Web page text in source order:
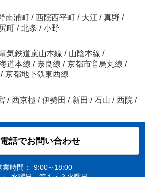
南浦町 / 西院西平町 / 大江 / 真野 /
町 / 北条 / 小野
気鉄道嵐山本線 / 山陰本線 /
道本線 / 奈良線 / 京都市営烏丸線 /
/ 京都地下鉄東西線
/ 西京極 / 伊勢田 / 新田 / 石山 / 西院 /
電話でお問い合わせ
業時間：
9:00～18:00